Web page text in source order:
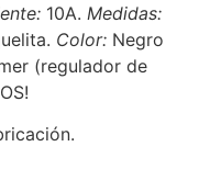
10A. Medidas:
Color: Negro
(regulador de